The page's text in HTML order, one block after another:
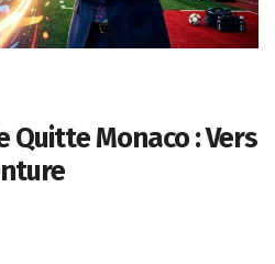
Quitte Monaco : Vers